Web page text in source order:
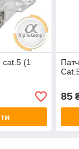
cat.5 (1
85